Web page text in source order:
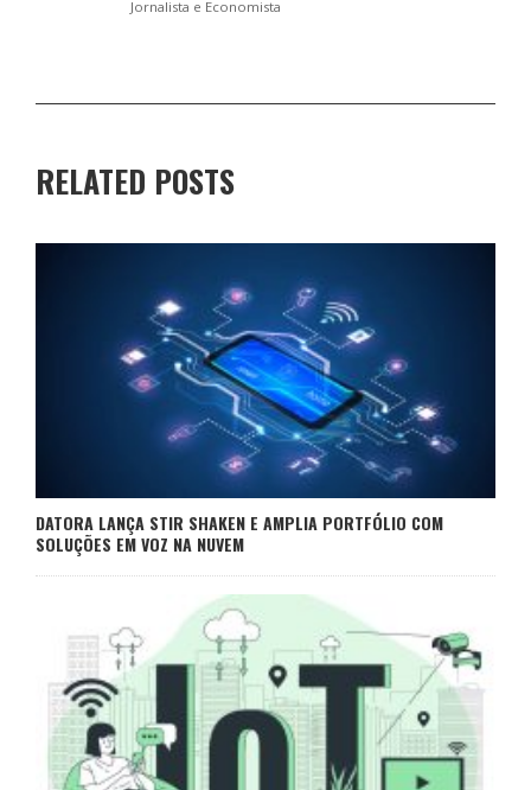
Jornalista e Economista
RELATED POSTS
DATORA LANÇA STIR SHAKEN E AMPLIA PORTFÓLIO COM
SOLUÇÕES EM VOZ NA NUVEM